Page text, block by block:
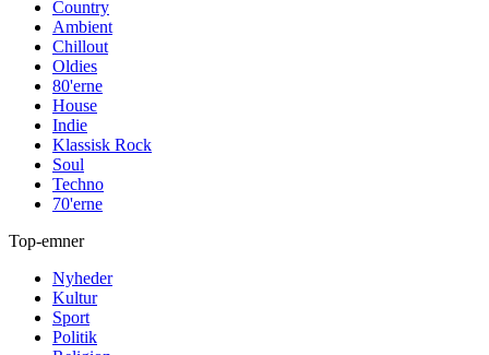
Country
Ambient
Chillout
Oldies
80'erne
House
Indie
Klassisk Rock
Soul
Techno
70'erne
Top-emner
Nyheder
Kultur
Sport
Politik